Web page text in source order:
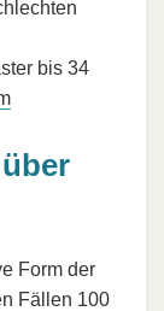
bis 34
Form der
Fällen 100